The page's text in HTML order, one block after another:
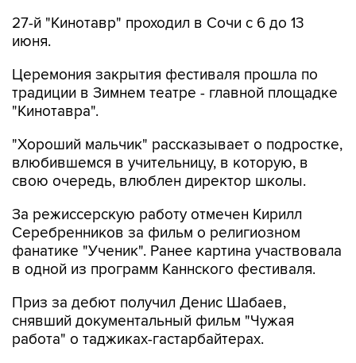
27-й "Кинотавр" проходил в Сочи с 6 до 13
июня.
Церемония закрытия фестиваля прошла по
традиции в Зимнем театре - главной площадке
"Кинотавра".
"Хороший мальчик" рассказывает о подростке,
влюбившемся в учительницу, в которую, в
свою очередь, влюблен директор школы.
За режиссерскую работу отмечен Кирилл
Серебренников за фильм о религиозном
фанатике "Ученик". Ранее картина участвовала
в одной из программ Каннского фестиваля.
Приз за дебют получил Денис Шабаев,
снявший документальный фильм "Чужая
работа" о таджиках-гастарбайтерах.